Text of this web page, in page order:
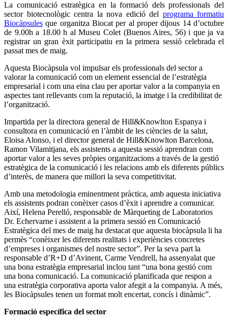
La comunicació estratègica en la formació dels professionals del
sector biotecnològic centra la nova edició del programa formatiu
Biocàpsules que organitza Biocat per al proper dijous 14 d’octubre
de 9.00h a 18.00 h al Museu Colet (Buenos Aires, 56) i que ja va
registrar un gran èxit participatiu en la primera sessió celebrada el
passat mes de maig.
Aquesta Biocàpsula vol impulsar els professionals del sector a
valorar la comunicació com un element essencial de l’estratègia
empresarial i com una eina clau per aportar valor a la companyia en
aspectes tant rellevants com la reputació, la imatge i la credibilitat de
l’organització.
Impartida per la directora general de Hill&Knowlton Espanya i
consultora en comunicació en l’àmbit de les ciències de la salut,
Eloisa Alonso, i el director general de Hill&Knowlton Barcelona,
Ramon Vilamitjana, els assistents a aquesta sessió aprendran com
aportar valor a les seves pròpies organitzacions a través de la gestió
estratègica de la comunicació i les relacions amb els diferents públics
d’interès, de manera que millori la seva competitivitat.
Amb una metodologia eminentment pràctica, amb aquesta iniciativa
els assistents podran conèixer casos d’èxit i aprendre a comunicar.
Així, Helena Perelló, responsable de Màrqueting de Laboratorios
Dr. Echervarne i assistent a la primera sessió en Comunicació
Estratègica del mes de maig ha destacat que aquesta biocàpsula li ha
permès “conèixer les diferents realitats i experiències concretes
d’empreses i organismes del nostre sector”. Per la seva part la
responsable d’R+D d’Avinent, Carme Vendrell, ha assenyalat que
una bona estratègia empresarial inclou tant “una bona gestió com
una bona comunicació. La comunicació planificada que respon a
una estratègia corporativa aporta valor afegit a la companyia. A més,
les Biocàpsules tenen un format molt encertat, concís i dinàmic”.
Formació específica del sector